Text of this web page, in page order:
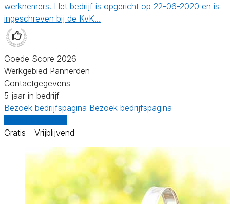
werknemers. Het bedrijf is opgericht op 22-06-2020 en is
ingeschreven bij de KvK…
Goede Score 2026
Werkgebied Pannerden
Contactgegevens
5 jaar in bedrijf
Bezoek bedrijfspagina Bezoek bedrijfspagina
Gratis - Vrijblijvend